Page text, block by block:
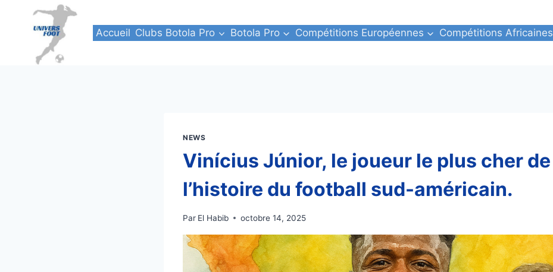
Accueil Clubs Botola Pro Botola Pro Compétitions Européennes Compétitions Africaines
NEWS
Vinícius Júnior, le joueur le plus cher de
l’histoire du football sud-américain.
Par El Habib octobre 14, 2025